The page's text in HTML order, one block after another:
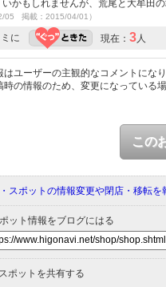
かもしれませんが、荒尾と大牟田
05 掲載：2015/04/01）
に 現在： 3 人
ユーザーの主観的なコメントになり
時の情報のため、変更になっている
この
スポットの情報変更や閉店・移転を
ット情報をブログにはる
ポットを共有する